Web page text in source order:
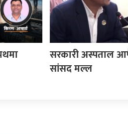
सरकारी अस्पताल
सांसद मल्ल